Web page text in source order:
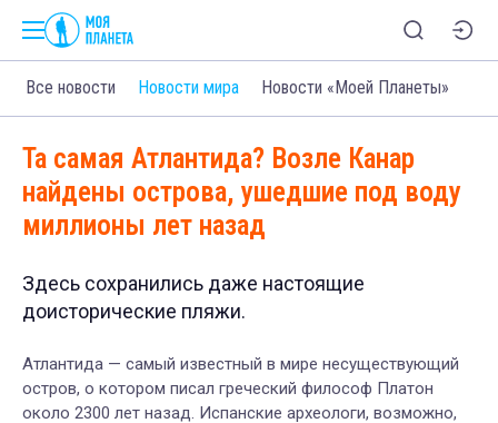
Все новости Новости мира Новости «Моей Планеты»
Та самая Атлантида? Возле Канар
найдены острова, ушедшие под воду
миллионы лет назад
Здесь сохранились даже настоящие
доисторические пляжи.
Атлантида — самый известный в мире несуществующий
остров, о котором писал греческий философ Платон
около 2300 лет назад. Испанские археологи, возможно,